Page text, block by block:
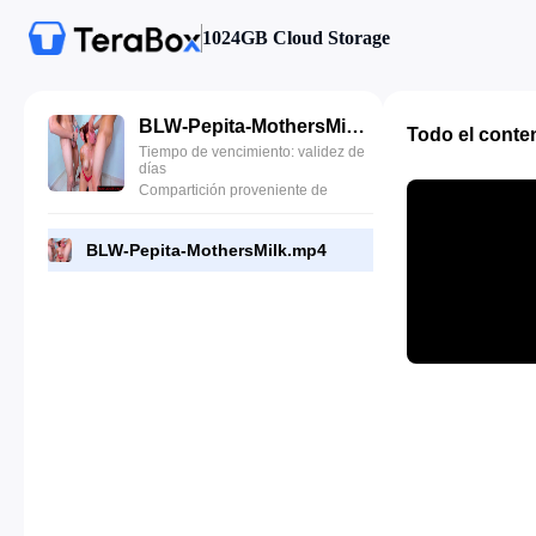
1024GB Cloud Storage
BLW-Pepita-MothersMilk.mp4
Tiempo de vencimiento: validez de
días
Compartición proveniente de
BLW-Pepita-MothersMilk.mp4
Todo el